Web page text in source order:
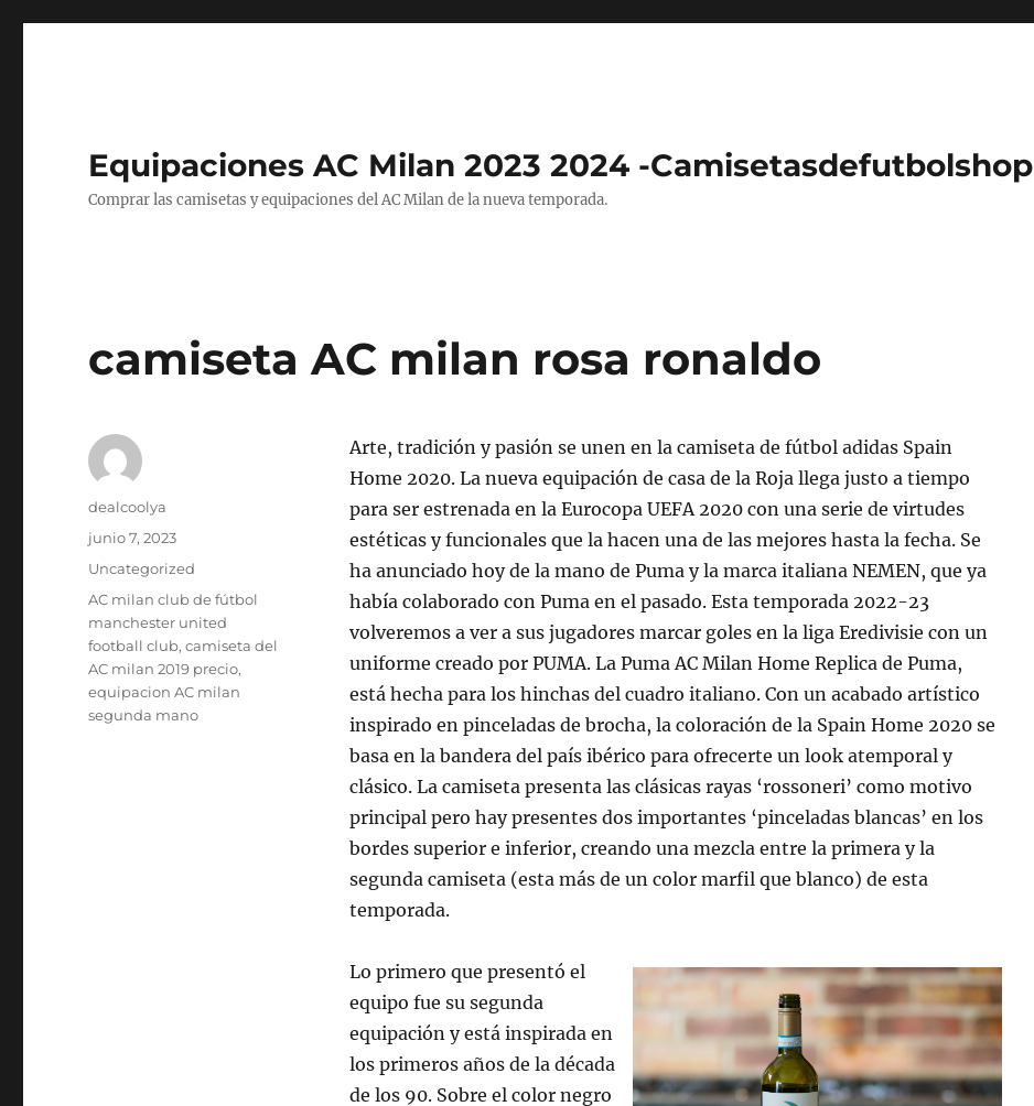
Equipaciones AC Milan 2023 2024 -Camisetasdefutbolshop
Comprar las camisetas y equipaciones del AC Milan de la nueva temporada.
camiseta AC milan rosa ronaldo
Arte, tradición y pasión se unen en la camiseta de fútbol adidas Spain
Home 2020. La nueva equipación de casa de la Roja llega justo a tiempo
para ser estrenada en la Eurocopa UEFA 2020 con una serie de virtudes
estéticas y funcionales que la hacen una de las mejores hasta la fecha. Se
ha anunciado hoy de la mano de Puma y la marca italiana NEMEN, que ya
había colaborado con Puma en el pasado. Esta temporada 2022-23
volveremos a ver a sus jugadores marcar goles en la liga Eredivisie con un
uniforme creado por PUMA. La Puma AC Milan Home Replica de Puma,
está hecha para los hinchas del cuadro italiano. Con un acabado artístico
inspirado en pinceladas de brocha, la coloración de la Spain Home 2020 se
basa en la bandera del país ibérico para ofrecerte un look atemporal y
clásico. La camiseta presenta las clásicas rayas ‘rossoneri’ como motivo
principal pero hay presentes dos importantes ‘pinceladas blancas’ en los
bordes superior e inferior, creando una mezcla entre la primera y la
segunda camiseta (esta más de un color marfil que blanco) de esta
temporada.
Lo primero que presentó el
equipo fue su segunda
equipación y está inspirada en
los primeros años de la década
de los 90. Sobre el color negro
Autor
dealcoolya
Publicado
junio 7, 2023
Categorías
Uncategorized
Etiquetas
AC milan club de fútbol
manchester united
football club,camiseta del
AC milan 2019 precio,
equipacion AC milan
segunda mano